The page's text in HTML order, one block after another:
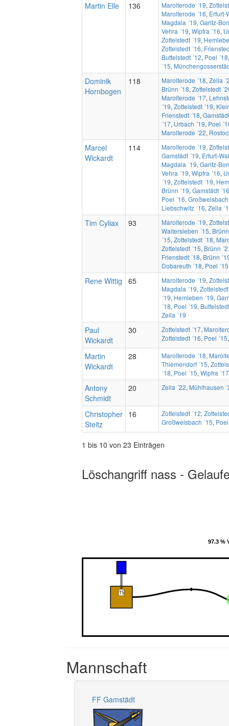
Martin Elle 136 Marolterode ´19,
Marolterode ´16, Erfurt-
Magdala ´19, Garitz-
Vehra ´19, Wipfra ´16,
Zottelstedt ´19,
Zottelstedt ´16,
Buttelstedt ´12, Poel ´18
´15,
Dominik
Hornbogen
118 Marolterode ´18, Zella
Brünn ´18, Zottelstedt
Marolterode ´17,
´19, Zottelstedt ´19,
Frienstedt ´18,
´17, Urbach ´19, Poel
Marolterode ´22,
Marcel
Wickardt
114 Marolterode ´19,
Gamstädt ´19, Erfurt-
Magdala ´19, Garitz-
Vehra ´19, Wipfra ´16,
´19, Zottelstedt ´19,
Brünn ´19, Gamstädt ´16
Poel ´16, Großwelsbach
Liebschwitz ´16, Zella
Tim Cyliax 93 Marolterode ´19,
Waltersleben ´15,
´15, Zottelstedt ´18,
Zottelstedt ´15, Brünn
Frienstedt ´18, Brünn
Dobareuth ´18, Poel ´15
Rene Wittig 65 Marolterode ´19,
Magdala ´19,
´19, Hemleben ´19,
´18, Poel ´19,
Zella ´19
Paul
Wickardt
30 Zottelstedt ´17,
Zottelstedt ´16, Poel ´15
Martin
Wickardt
28 Marolterode ´18,
Thiemendorf ´15,
´18, Poel ´15, Wipfra ´17
Antony
Schmidt
20 Zella ´22, Mühlhausen
Christopher
Steitz
16 Zottelstedt ´12,
Großwelsbach ´15,
1 bis 10 von 23 Einträgen
Löschangriff nass -
97.3 %
97.3 %
Mannschaft
FF Gamstädt